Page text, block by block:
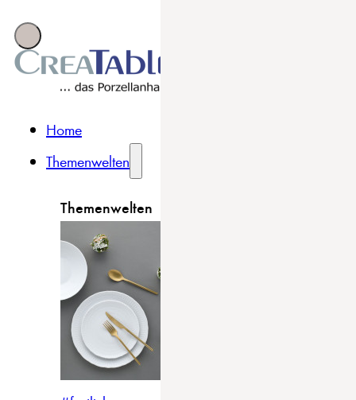
Home
Themenwelten
Themenwelten